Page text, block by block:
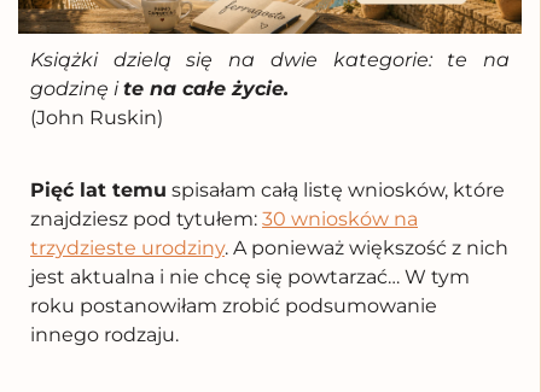
Książki dzielą się na dwie kategorie: te na
godzinę ite na całe życie.
(John Ruskin)
Pięć lat temu spisałam całą listę wniosków, które
znajdziesz pod tytułem: 30 wniosków na
trzydzieste urodziny. A ponieważ większość z nich
jest aktualna i nie chcę się powtarzać… W tym
roku postanowiłam zrobić podsumowanie
innego rodzaju.